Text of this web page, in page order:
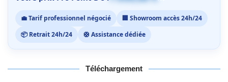
💼 Tarif professionnel négocié
🏢 Showroom accès 24h/24
📦 Retrait 24h/24
🛟 Assistance dédiée
Téléchargement